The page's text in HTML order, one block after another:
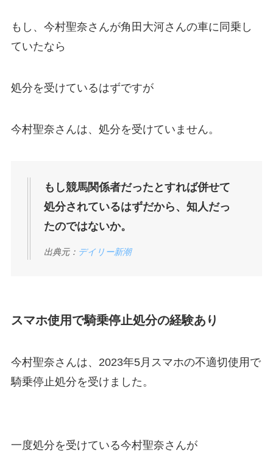
もし、今村聖奈さんが角田大河さんの車に同乗し
ていたなら
処分を受けているはずですが
今村聖奈さんは、処分を受けていません。
もし競馬関係者だったとすれば併せて
処分されているはずだから、知人だっ
たのではないか。
出典元： デイリー新潮
スマホ使用で騎乗停止処分の経験あり
今村聖奈さんは、2023年5月スマホの不適切使用で
騎乗停止処分を受けました。
一度処分を受けている今村聖奈さんが